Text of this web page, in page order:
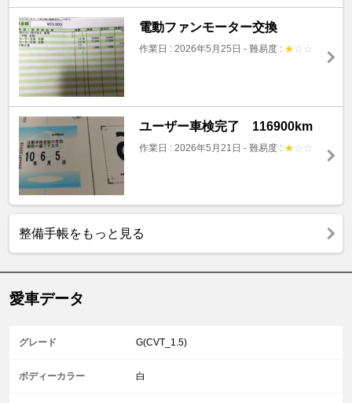
電動ファンモーター交換
作業日 : 2026年5月25日 - 難易度 : ★ ☆ ☆
ユーザー車検完了 116900km
作業日 : 2026年5月21日 - 難易度 : ★ ☆ ☆
整備手帳をもっと見る
愛車データ
グレード G(CVT_1.5)
ボディーカラー 白